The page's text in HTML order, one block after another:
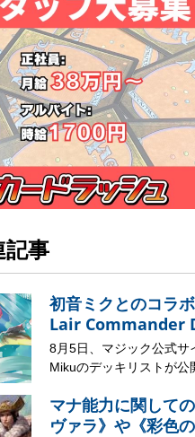
記事
初音ミクとのコラ
Lair Commander
8月5日、マジック公式
Mikuのデッキリストが公
マナ能力に関して
ヴァラ》や《彩色